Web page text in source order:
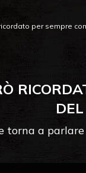
per sempre
torna a